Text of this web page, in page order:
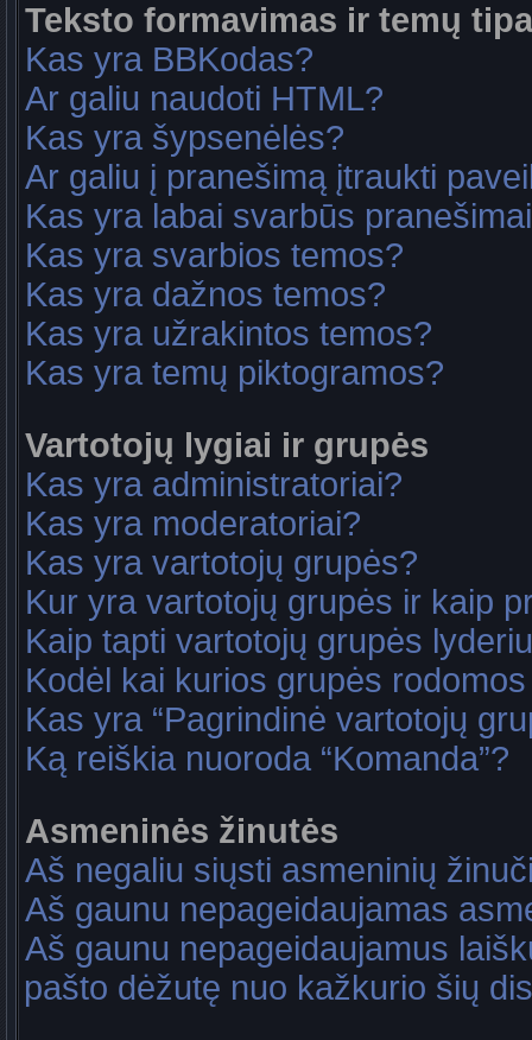
Teksto formavimas ir temų
Kas yra BBKodas?
Ar galiu naudoti HTML?
Kas yra šypsenėlės?
Ar galiu į pranešimą įtraukti
Kas yra labai svarbūs
Kas yra svarbios temos?
Kas yra dažnos temos?
Kas yra užrakintos temos?
Kas yra temų piktogramos?
Vartotojų lygiai ir grupės
Kas yra administratoriai?
Kas yra moderatoriai?
Kas yra vartotojų grupės?
Kur yra vartotojų grupės ir kaip
Kaip tapti vartotojų grupės
Kodėl kai kurios grupės
Kas yra “Pagrindinė vartotojų
Ką reiškia nuoroda “Komanda”?
Asmeninės žinutės
Aš negaliu siųsti asmeninių
Aš gaunu nepageidaujamas
Aš gaunu nepageidaujamus
pašto dėžutę nuo kažkurio šių